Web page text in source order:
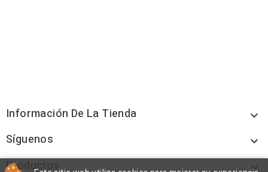
Información De La Tienda 
Síguenos 
Productos 